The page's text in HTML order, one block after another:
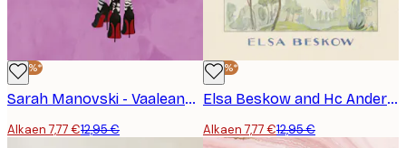
-40%*
Sarah Manovski - Vaaleanpunainen Seepra Korkokengät Juliste
Alkaen 7,77 €12,95 €
-40%*
Elsa Beskow and Hc Andersen - Tummelisa Svalan Juliste
Alkaen 7,77 €12,95 €